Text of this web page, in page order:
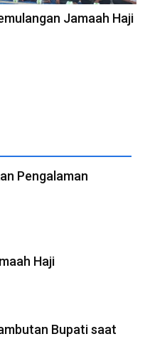
Jamaah Haji
Pengalaman
Haji
Bupati saat